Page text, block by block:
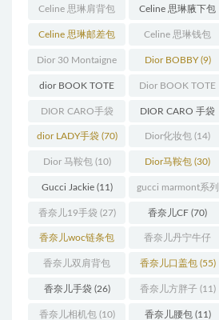
(250) (55)
Celine 思琳肩背包
(12)
Celine 思琳腋下包
(10)
Celine 思琳邮差包
(13)
Celine 思琳钱包
(10)
Dior 30 Montaigne
蒙田(31)
Dior BOBBY(9)
dior BOOK TOTE
(12)
Dior BOOK TOTE
手袋(163)
DIOR CARO手袋
(11)
DIOR CARO 手袋
(31)
dior LADY手袋(70) Dior化妆包 (14)
Dior 马鞍包(10) Dior马鞍包 (30)
Gucci Jackie(11) gucci marmont系列
(19)
香奈儿19手袋 (27) 香奈儿CF (70)
香奈儿woc链条包
(11)
香奈儿丹宁牛仔
(12)
香奈儿双肩背包
(13)
香奈儿口盖包(55)
香奈儿手袋(26) 香奈儿方胖子(11)
香奈儿相机包(10) 香奈儿腰包(11)